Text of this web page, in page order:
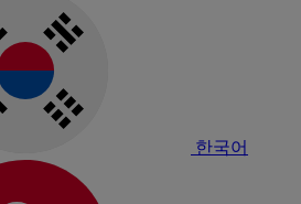
한국어